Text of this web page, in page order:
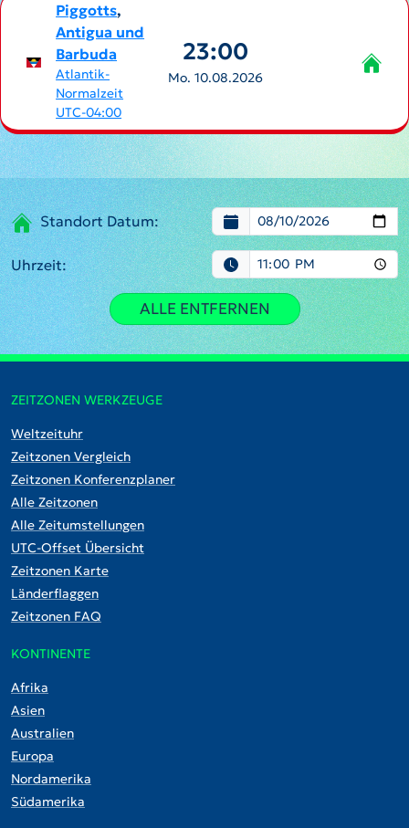
Piggotts,
Antigua und
Barbuda
Atlantik-
Normalzeit
UTC-04:00
23:00
Mo. 10.08.2026
Standort Datum:
Uhrzeit:
ALLE ENTFERNEN
ZEITZONEN WERKZEUGE
Weltzeituhr
Zeitzonen Vergleich
Zeitzonen Konferenzplaner
Alle Zeitzonen
Alle Zeitumstellungen
UTC-Offset Übersicht
Zeitzonen Karte
Länderflaggen
Zeitzonen FAQ
KONTINENTE
Afrika
Asien
Australien
Europa
Nordamerika
Südamerika